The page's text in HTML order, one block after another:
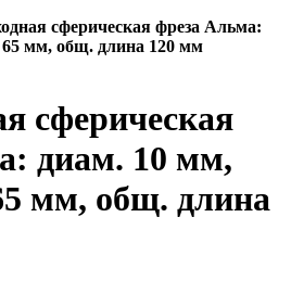
сферическая фреза Альма:
мм, общ. длина 120 мм
сферическая
диам. 10 мм,
мм, общ. длина